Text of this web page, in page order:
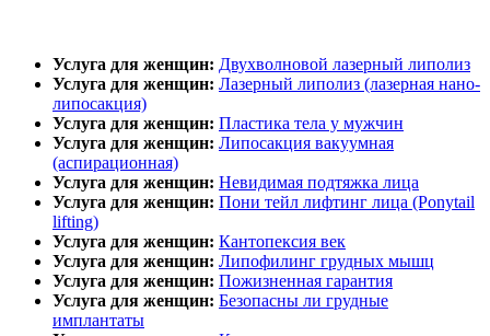
Услуга для женщин: Двухволновой лазерный липолиз
Услуга для женщин: Лазерный липолиз (лазерная нано-
липосакция)
Услуга для женщин: Пластика тела у мужчин
Услуга для женщин: Липосакция вакуумная
(аспирационная)
Услуга для женщин: Невидимая подтяжка лица
Услуга для женщин: Пони тейл лифтинг лица (Ponytail
lifting)
Услуга для женщин: Кантопексия век
Услуга для женщин: Липофилинг грудных мышц
Услуга для женщин: Пожизненная гарантия
Услуга для женщин: Безопасны ли грудные
имплантаты